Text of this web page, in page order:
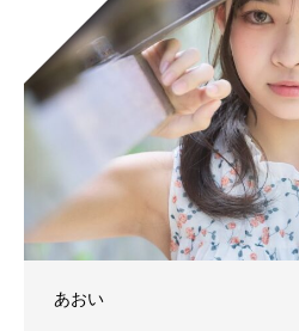
あおい